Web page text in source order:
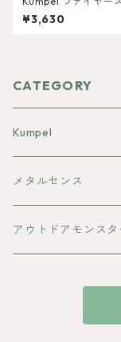
¥3,630
CATEGORY
Kumpel
焚き火台
ランタンシェード
メタルセンス
アウトドアモンスタ